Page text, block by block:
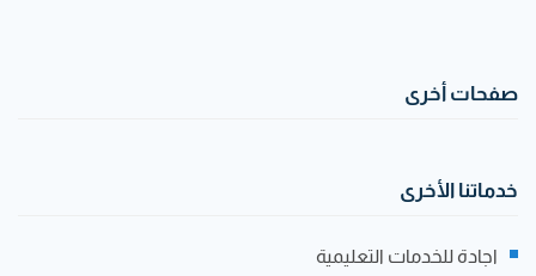
صفحات أخرى
خدماتنا الأخرى
اجادة للخدمات التعليمية